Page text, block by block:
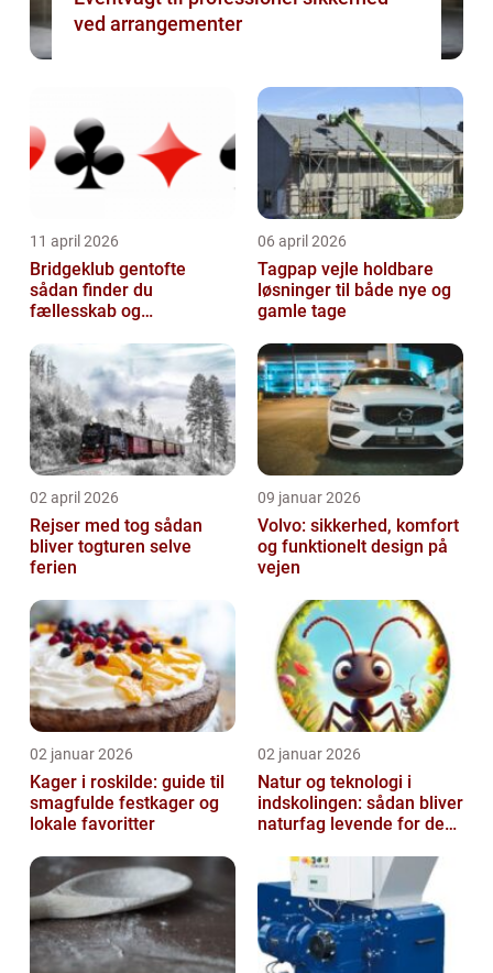
ved arrangementer
11 april 2026
Bridgeklub gentofte
sådan finder du
fællesskab og
06 april 2026
Tagpap vejle holdbare
løsninger til både nye og
gamle tage
02 april 2026
Rejser med tog sådan
bliver togturen selve
ferien
09 januar 2026
Volvo: sikkerhed, komfort
og funktionelt design på
vejen
02 januar 2026
Kager i roskilde: guide til
smagfulde festkager og
lokale favoritter
02 januar 2026
Natur og teknologi i
indskolingen: sådan bliver
naturfag levende for de